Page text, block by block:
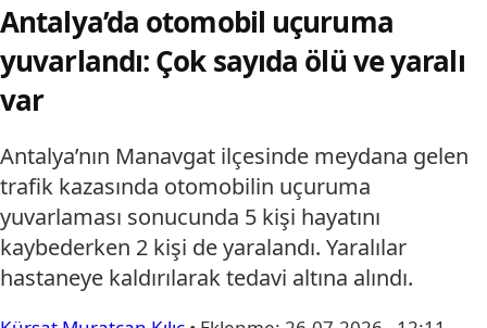
Antalya’da otomobil uçuruma
yuvarlandı: Çok sayıda ölü ve yaralı
var
Antalya’nın Manavgat ilçesinde meydana gelen
trafik kazasında otomobilin uçuruma
yuvarlaması sonucunda 5 kişi hayatını
kaybederken 2 kişi de yaralandı. Yaralılar
hastaneye kaldırılarak tedavi altına alındı.